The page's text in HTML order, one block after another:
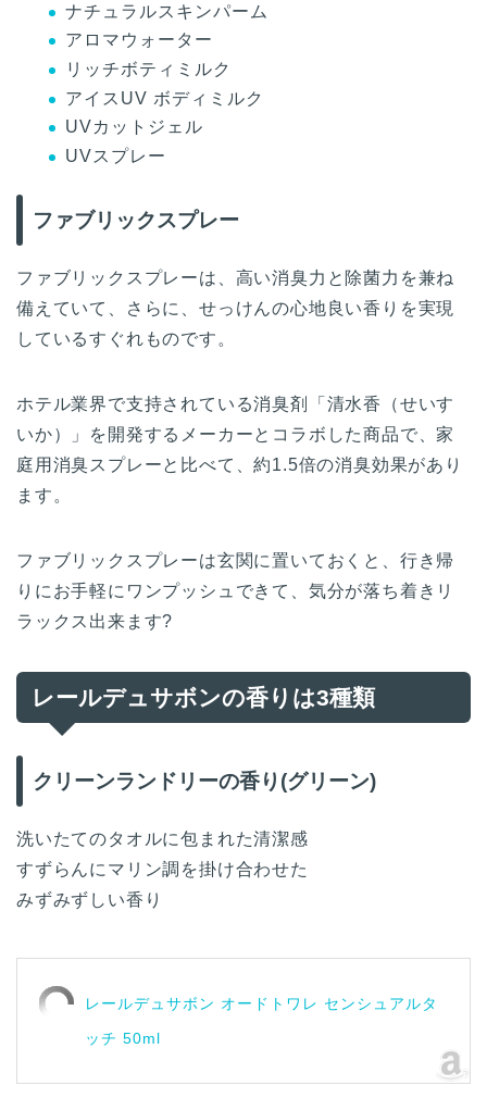
ナチュラルスキンパーム
アロマウォーター
リッチボティミルク
アイスUV ボディミルク
UVカットジェル
UVスプレー
ファブリックスプレー
ファブリックスプレーは、高い消臭力と除菌力を兼ね
備えていて、さらに、せっけんの心地良い香りを実現
しているすぐれものです。
ホテル業界で支持されている消臭剤「清水香（せいす
いか）」を開発するメーカーとコラボした商品で、家
庭用消臭スプレーと比べて、約1.5倍の消臭効果があり
ます。
ファブリックスプレーは玄関に置いておくと、行き帰
りにお手軽にワンプッシュできて、気分が落ち着きリ
ラックス出来ます?
レールデュサボンの香りは3種類
クリーンランドリーの香り(グリーン)
洗いたてのタオルに包まれた清潔感
すずらんにマリン調を掛け合わせた
みずみずしい香り
レールデュサボン オードトワレ センシュアルタ
ッチ 50ml